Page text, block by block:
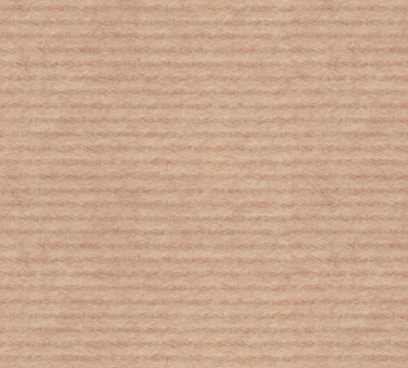
Σιωπηλή υποξία: Το μυστηριώδες και
θανατηφόρο σύμπτωμα του κορονοϊού
ΑΛΚΗ ΖΕΗ: "Πρέπει να αρχίσουμε να
μιλάμε στα παιδιά για τον φασισμό"